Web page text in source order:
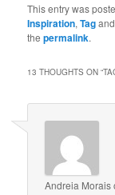
This entry was
Inspiration,Tag
thepermalink.
13 THOUGHTS ON “
Andreia Morais